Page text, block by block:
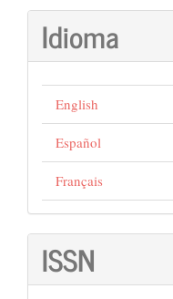
Idioma
English
Español
Français
ISSN